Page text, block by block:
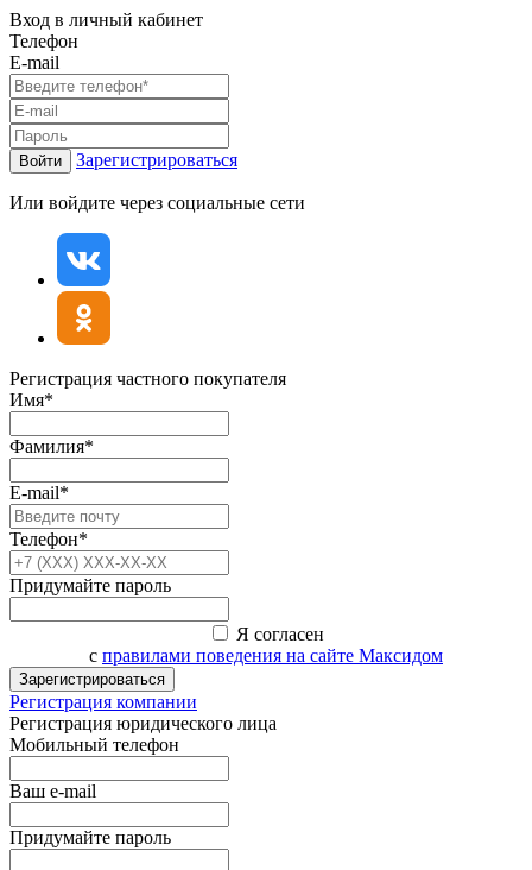
Вход в личный кабинет
Телефон
E-mail
Войти Зарегистрироваться
Или войдите через социальные сети
Регистрация частного покупателя
Имя*
Фамилия*
E-mail*
Телефон*
Придумайте пароль
Я согласен
с правилами поведения на сайте Максидом
Зарегистрироваться
Регистрация компании
Регистрация юридического лица
Мобильный телефон
Ваш e-mail
Придумайте пароль